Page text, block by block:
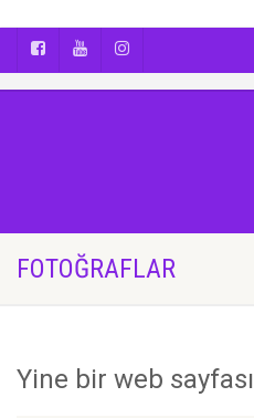
FOTOĞRAFLAR
Yine bir web sayfası